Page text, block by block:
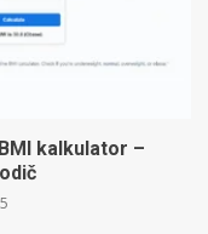
kalkulator –